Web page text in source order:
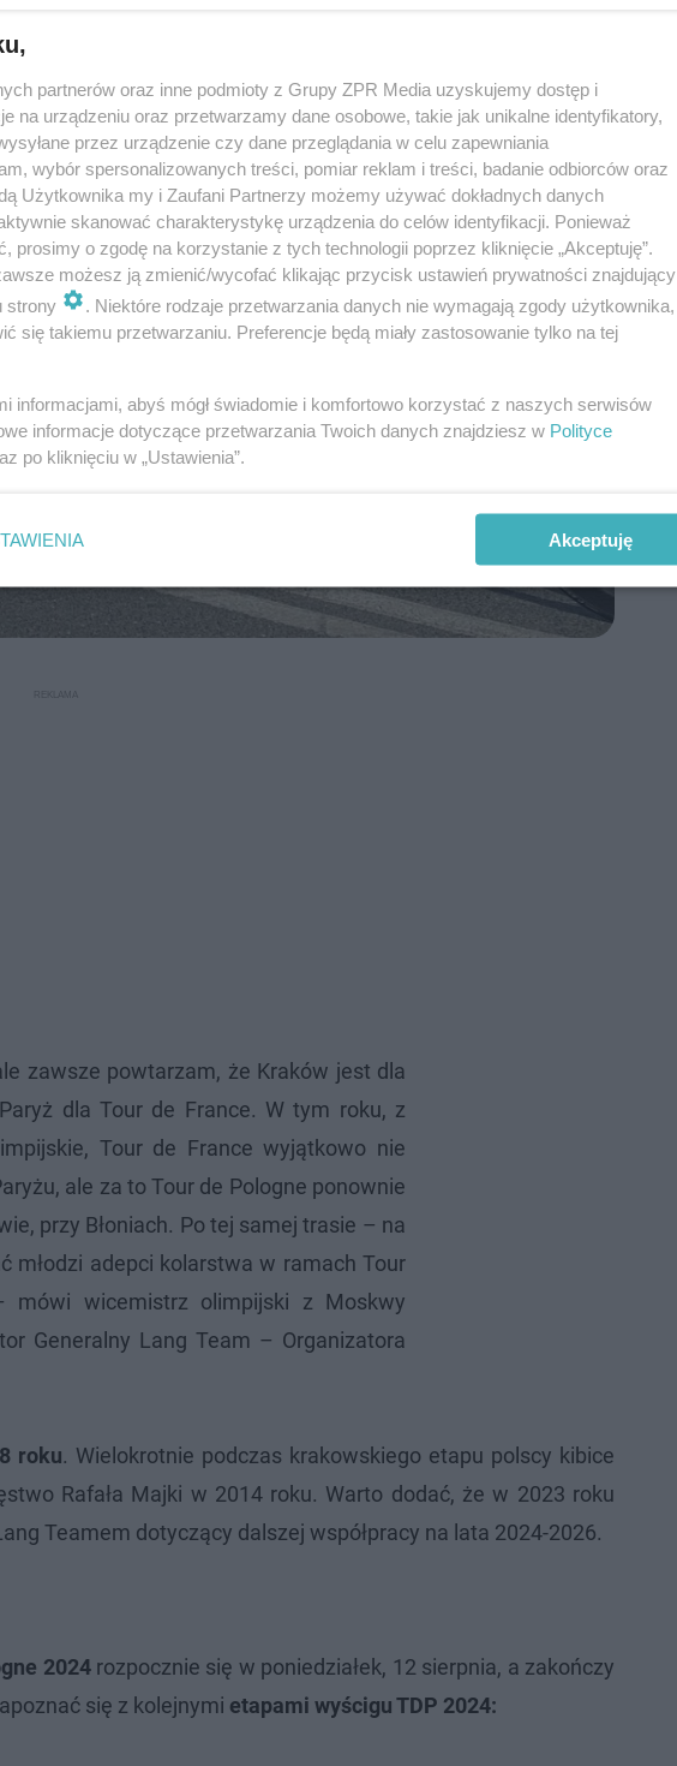
zawsze powtarzam, że Kraków jest dla
dla Tour de France. W tym roku, z
Tour de France wyjątkowo nie
ale za to Tour de Pologne ponownie
przy Błoniach. Po tej samej trasie – na
młodzi adepci kolarstwa w ramach Tour
mówi wicemistrz olimpijski z Moskwy
Generalny Lang Team – Organizatora
roku. Wielokrotnie podczas krakowskiego etapu polscy kibice
Rafała Majki w 2014 roku. Warto dodać, że w 2023 roku
Teamem dotyczący dalszej współpracy na lata 2024-2026.
2024rozpocznie się w poniedziałek, 12 sierpnia, a zakończy
się z kolejnymi etapami wyścigu TDP 2024:
partnerów oraz inne podmioty z Grupy ZPR Media uzyskujemy dostęp i
na urządzeniu oraz przetwarzamy dane osobowe, takie jak unikalne identyfikatory,
przez urządzenie czy dane przeglądania w celu zapewniania
wybór spersonalizowanych treści, pomiar reklam i treści, badanie odbiorców oraz
Użytkownika my i Zaufani Partnerzy możemy używać dokładnych danych
skanować charakterystykę urządzenia do celów identyfikacji. Ponieważ
prosimy o zgodę na korzystanie z tych technologii poprzez kliknięcie „Akceptuję”.
możesz ją zmienić/wycofać klikając przycisk ustawień prywatności znajdujący
strony
. Niektóre rodzaje przetwarzania danych nie wymagają zgody użytkownika,
się takiemu przetwarzaniu. Preferencje będą miały zastosowanie tylko na tej
informacjami, abyś mógł świadomie i komfortowo korzystać z naszych serwisów
informacje dotyczące przetwarzania Twoich danych znajdziesz w Polityce
po kliknięciu w „Ustawienia”.
Akceptuję